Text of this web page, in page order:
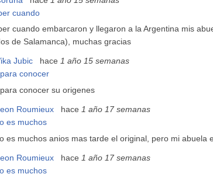
cuando
cuando embarcaron y llegaron a la Argentina mis
de Salamanca), muchas gracias
Jubic hace 1 año 15 semanas
conocer
conocer su origenes
Roumieux hace 1 año 17 semanas
es muchos
es muchos anios mas tarde el original, pero mi abuela
Roumieux hace 1 año 17 semanas
es muchos